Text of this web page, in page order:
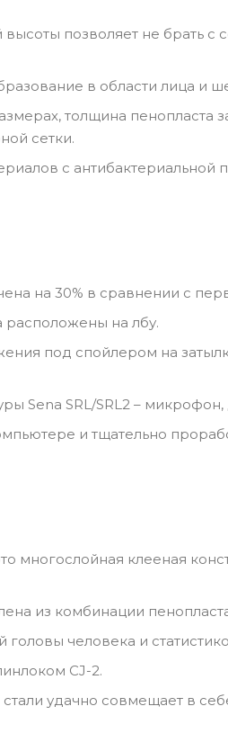
позволяет не брать с
в области лица и
толщина пенопласта
сетки.
с антибактериальной
на 30% в сравнении с
на лбу.
под спойлером на
Sena SRL/SRL2 –
и тщательно
многослойная клееная
из комбинации
человека и
CJ-2.
удачно совмещает в